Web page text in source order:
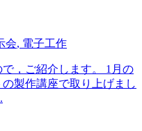
会, 電子工作
，ご紹介します。 1月の
製作講座で取り上げまし